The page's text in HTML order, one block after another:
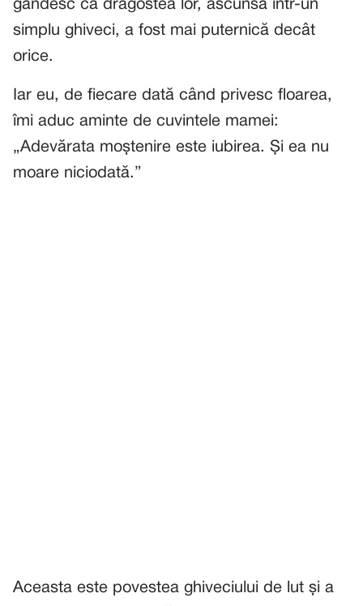
gândesc că dragostea lor, ascunsă într-un
simplu ghiveci, a fost mai puternică decât
orice.
Iar eu, de fiecare dată când privesc floarea,
îmi aduc aminte de cuvintele mamei:
„Adevărata moștenire este iubirea. Și ea nu
moare niciodată.”
Aceasta este povestea ghiveciului de lut și a